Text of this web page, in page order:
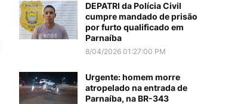
DEPATRI da Polícia Civil
cumpre mandado de prisão
por furto qualificado em
Parnaíba
8/04/2026 01:27:00 PM
Urgente: homem morre
atropelado na entrada de
Parnaíba, na BR-343